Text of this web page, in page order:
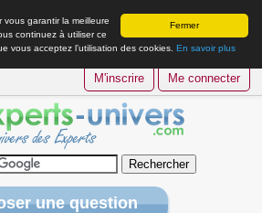
Fermer
garantir la meilleure
continuez à utiliser ce
vous acceptez l’utilisation des cookies. En savoir plus
M'inscrire Me connecter
une question